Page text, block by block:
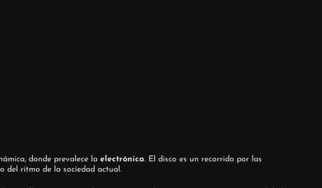
donde prevalece la electrónica. El disco es un recorrido por las
del ritmo de la sociedad actual.